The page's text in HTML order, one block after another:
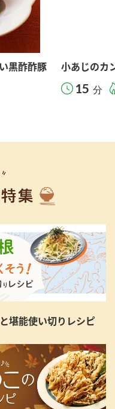
黒酢酢豚 小あじのカ
15 分
堪能使い切りレシピ